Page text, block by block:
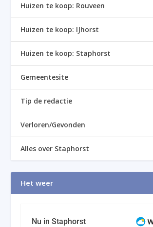
Huizen te koop: Rouveen
Huizen te koop: IJhorst
Huizen te koop: Staphorst
Gemeentesite
Tip de redactie
Verloren/Gevonden
Alles over Staphorst
Het weer